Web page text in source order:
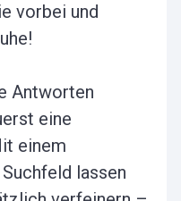
vorbei und
Antworten
eine
einem
lassen